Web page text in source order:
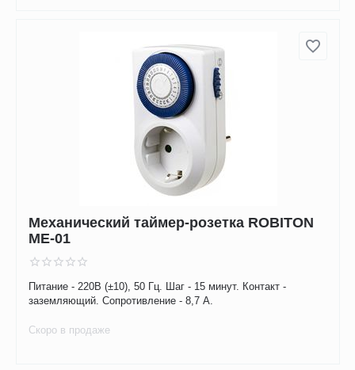
Механический таймер-розетка ROBITON
ME-01
Питание - 220В (±10), 50 Гц. Шаг - 15 минут. Контакт -
заземляющий. Сопротивление - 8,7 А.
Скоро в продаже